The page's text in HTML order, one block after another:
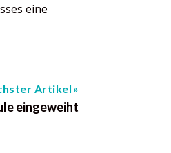
eine
Artikel
eingeweiht